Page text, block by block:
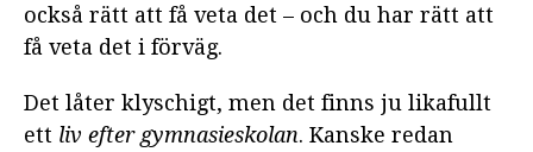
också rätt att få veta det – och du har rätt att
få veta det i förväg.
Det låter klyschigt, men det finns ju likafullt
ett liv efter gymnasieskolan. Kanske redan